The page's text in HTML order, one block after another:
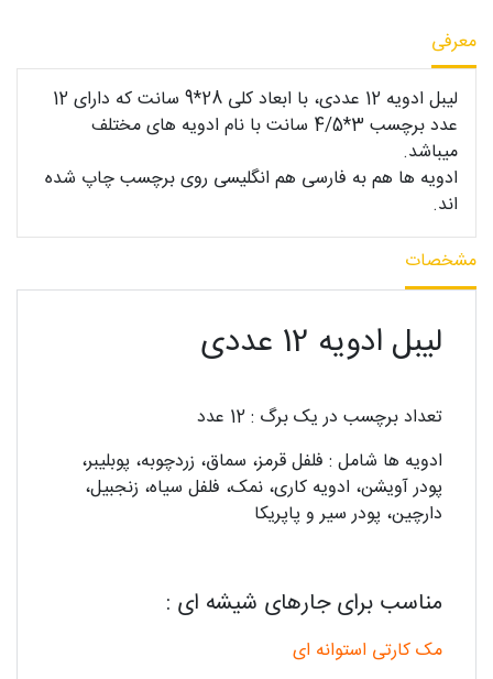
معرفی
لیبل ادویه 12 عددی، با ابعاد کلی 28*9 سانت که دارای 12
عدد برچسب 3*4/5 سانت با نام ادویه های مختلف
میباشد.
ادویه ها هم به فارسی هم انگلیسی روی برچسب چاپ شده
اند.
مشخصات
لیبل ادویه 12 عددی
تعداد برچسب در یک برگ : 12 عدد
ادویه ها شامل : فلفل قرمز، سماق، زردچوبه، پوبلیبر،
پودر آویشن، ادویه کاری، نمک، فلفل سیاه، زنجبیل،
دارچین، پودر سیر و پاپریکا
مناسب برای جارهای شیشه ای :
مک کارتی استوانه ای